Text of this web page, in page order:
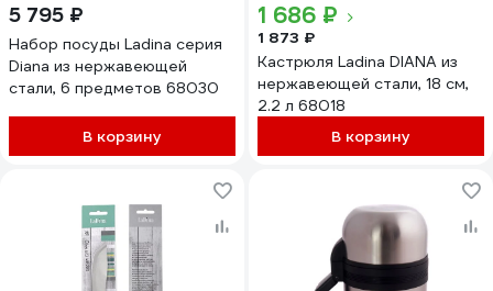
5 795 ₽
Набор посуды Ladina серия
Diana из нержавеющей
стали, 6 предметов 68030
В корзину
1 686 ₽
1 873 ₽
Кастрюля Ladina DIANA из
нержавеющей стали, 18 см,
2.2 л 68018
В корзину